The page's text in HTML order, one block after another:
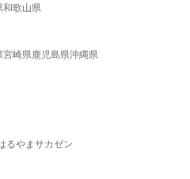
和歌山県
宮崎県鹿児島県沖縄県
るやま サカゼン